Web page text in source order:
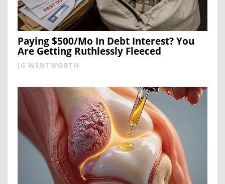
Paying $500/Mo In Debt Interest? You
Are Getting Ruthlessly Fleeced
JG WENTWORTH